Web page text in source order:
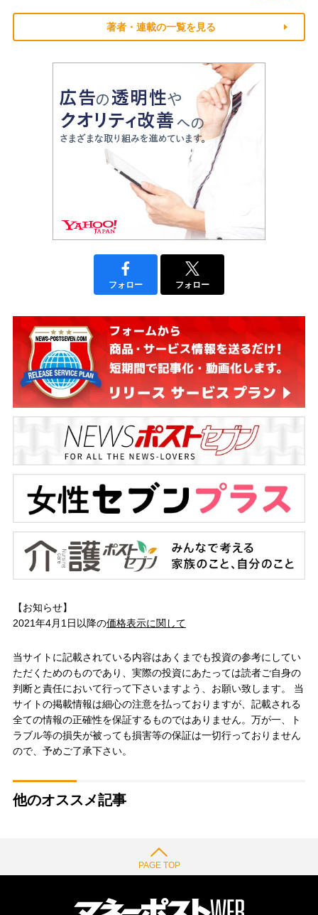
著者・連載の一覧を見る
フォロー フォロー
【お知らせ】
2021年4月1日以降の価格表示に関して
当サイトに記載されている内容はあくまでも投資の参考にしてい
ただくためのものであり、実際の投資にあたっては読者ご自身の
判断と責任において行って下さいますよう、お願い致します。 当
サイトの掲載情報は細心の注意を払っておりますが、記載される
全ての情報の正確性を保証するものではありません。万が一、ト
ラブル等の損失が被っても損害等の保証は一切行っておりません
ので、予めご了承下さい。
他のオススメ記事
PAGE TOP